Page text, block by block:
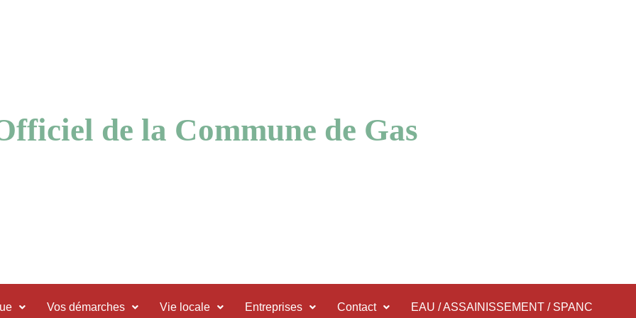
de la Commune de Gas
Vos démarches Vie locale Entreprises Contact EAU / ASSAINISSEMENT / SPANC